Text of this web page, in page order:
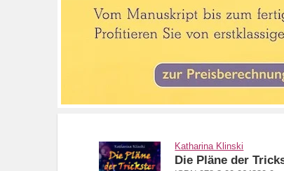
Katharina Klinski
Die Pläne der